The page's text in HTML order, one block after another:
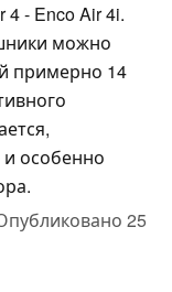
- Enco Air 4i.
можно
примерно 14
особенно
25